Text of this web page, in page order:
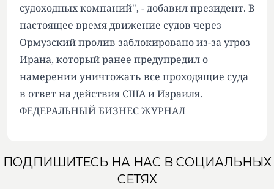
судоходных компаний", - добавил президент. В
настоящее время движение судов через
Ормузский пролив заблокировано из-за угроз
Ирана, который ранее предупредил о
намерении уничтожать все проходящие суда
в ответ на действия США и Израиля.
ФЕДЕРАЛЬНЫЙ БИЗНЕС ЖУРНАЛ
ПОДПИШИТЕСЬ НА НАС В СОЦИАЛЬНЫХ
СЕТЯХ